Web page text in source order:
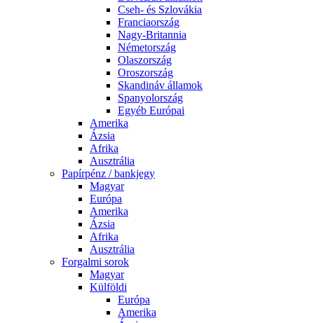
Cseh- és Szlovákia
Franciaország
Nagy-Britannia
Németország
Olaszország
Oroszország
Skandináv államok
Spanyolország
Egyéb Európai
Amerika
Ázsia
Afrika
Ausztrália
Papírpénz / bankjegy
Magyar
Európa
Amerika
Ázsia
Afrika
Ausztrália
Forgalmi sorok
Magyar
Külföldi
Európa
Amerika